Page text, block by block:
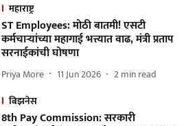
महाराष्ट्र
ST Employees: मोठी बातमी! एसटी
कर्मचाऱ्यांच्या महागाई भत्त्यात वाढ, मंत्री प्रताप
सरनाईकांची घोषणा
Priya More 11 Jun 2026 2min read
बिझनेस
8th Pay Commission: सरकारी